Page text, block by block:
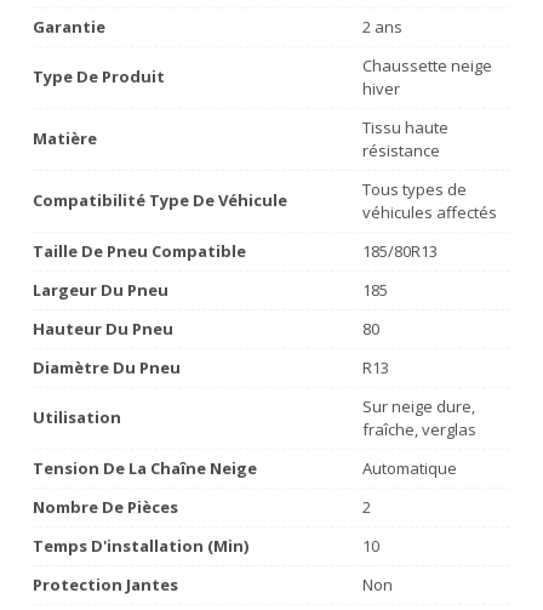
Garantie
2 ans
Type De Produit
Chaussette neige
hiver
Matière
Tissu haute
résistance
Compatibilité Type De Véhicule
Tous types de
véhicules affectés
Taille De Pneu Compatible
185/80R13
Largeur Du Pneu
185
Hauteur Du Pneu
80
Diamètre Du Pneu
R13
Utilisation
Sur neige dure,
fraîche, verglas
Tension De La Chaîne Neige
Automatique
Nombre De Pièces
2
Temps D'installation (min)
10
Protection Jantes
Non